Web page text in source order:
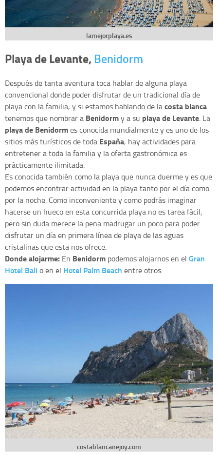
lamejorplaya.es
Playa de Levante, Benidorm
Después de tanta aventura toca hablar de alguna playa
convencional donde poder disfrutar de un tradicional día de
playa con la familia, y si estamos hablando de lacosta blanca
tenemos que nombrar a Benidormy a su playa de Levante. La
playa de Benidormes conocida mundialmente y es uno de los
sitios más turísticos de toda España, hay actividades para
entretener a toda la familia y la oferta gastronómica es
prácticamente ilimitada.
Es conocida también como la playa que nunca duerme y es que
podemos encontrar actividad en la playa tanto por el día como
por la noche. Como inconveniente y como podrás imaginar
hacerse un hueco en esta concurrida playa no es tarea fácil,
pero sin duda merece la pena madrugar un poco para poder
disfrutar un día en primera línea de playa de las aguas
cristalinas que esta nos ofrece.
Donde alojarme: En Benidorm podemos alojarnos en el Gran
Hotel Bali o en el Hotel Palm Beach entre otros.
costablancanejoy.com